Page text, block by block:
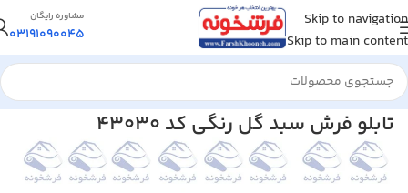
Skip to navigation
Skip to main content
مشاوره رایگان
03191090045
خانه/تابلو فرش/تابلو فرش گل و گلدان
تابلو فرش سبد گل رنگی کد 43030